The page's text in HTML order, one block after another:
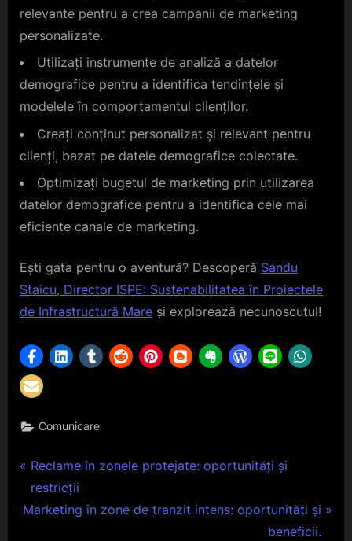
relevante pentru a crea campanii de marketing
personalizate.
Utilizați instrumente de analiză a datelor
demografice pentru a identifica tendințele și
modelele în comportamentul clienților.
Creați conținut personalizat și relevant pentru
clienți, bazat pe datele demografice colectate.
Optimizați bugetul de marketing prin utilizarea
datelor demografice pentru a identifica cele mai
eficiente canale de marketing.
Ești gata pentru o aventură? Descoperă Sandu
Staicu, Director ISPE: Sustenabilitatea în Proiectele
de Infrastructură Mare și explorează necunoscutul!
Comunicare
Navigare
în
P
r
e
Reclame în zonele protejate: oportunități și
restricții
N
Marketing în zone de tranzit intens: oportunități și
beneficii.